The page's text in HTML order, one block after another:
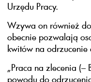
Urzędu Pracy.
Wzywa on również
obecnie pozwalają
kwitów na
„Praca na zlecenia (–
powodu do